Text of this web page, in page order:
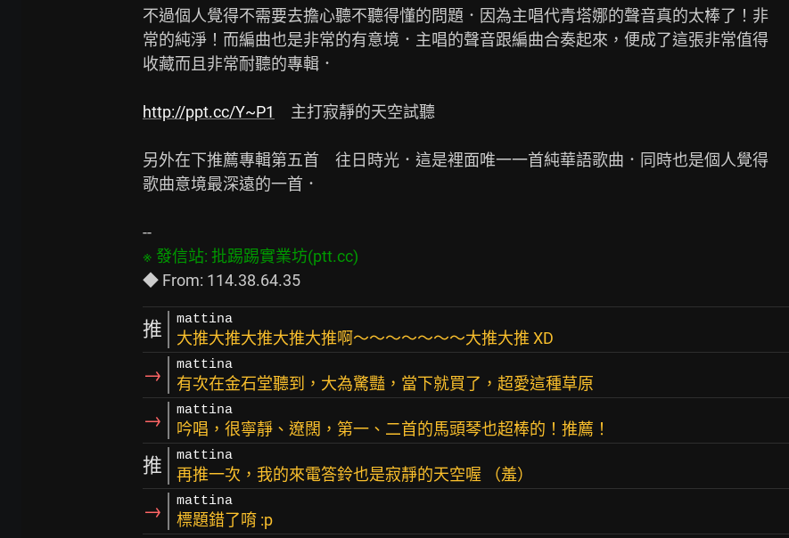
不過個人覺得不需要去擔心聽不聽得懂的問題．因為主唱代青塔娜的聲音真的太棒了！非
常的純淨！而編曲也是非常的有意境．主唱的聲音跟編曲合奏起來，便成了這張非常值得
收藏而且非常耐聽的專輯．
http://ppt.cc/Y~P1 主打寂靜的天空試聽
另外在下推薦專輯第五首　往日時光．這是裡面唯一一首純華語歌曲．同時也是個人覺得
歌曲意境最深遠的一首．
推 mattina
大推大推大推大推大推啊～～～～～～～大推大推 XD
→ mattina
有次在金石堂聽到，大為驚豔，當下就買了，超愛這種草原
→ mattina
吟唱，很寧靜、遼闊，第一、二首的馬頭琴也超棒的！推薦！
推 mattina
再推一次，我的來電答鈴也是寂靜的天空喔 （羞）
→ mattina
標題錯了唷 :p